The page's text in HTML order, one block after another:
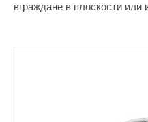
вграждане в плоскости или